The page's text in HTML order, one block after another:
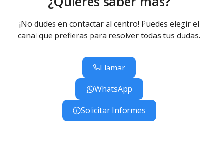
¡No dudes en contactar al centro! Puedes elegir el
canal que prefieras para resolver todas tus dudas.
Llamar
WhatsApp
Solicitar Informes